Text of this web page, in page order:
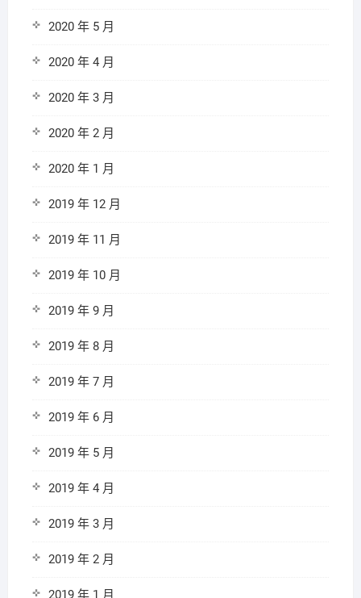
2020 年 5 月
2020 年 4 月
2020 年 3 月
2020 年 2 月
2020 年 1 月
2019 年 12 月
2019 年 11 月
2019 年 10 月
2019 年 9 月
2019 年 8 月
2019 年 7 月
2019 年 6 月
2019 年 5 月
2019 年 4 月
2019 年 3 月
2019 年 2 月
2019 年 1 月